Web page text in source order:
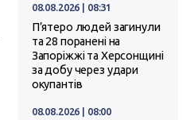
08.08.2026 | 08:31
П’ятеро людей загинули
та 28 поранені на
Запоріжжі та Херсонщині
за добу через удари
окупантів
08.08.2026 | 08:00